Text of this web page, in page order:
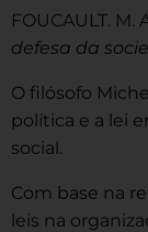
FOUCAULT. M.
defesa da
O filósofo
política e a lei
social.
Com base na
leis na